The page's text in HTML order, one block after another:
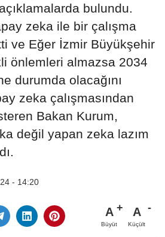
bulundu.
zeka ile bir çalışma
ve Eğer İzmir Büyükşehir
önlemleri almazsa 2034
durumda olacağını
zeka çalışmasından
Bakan Kurum,
değil yapan zeka lazım
- 14:20
A
Büyüt
A
Küçült